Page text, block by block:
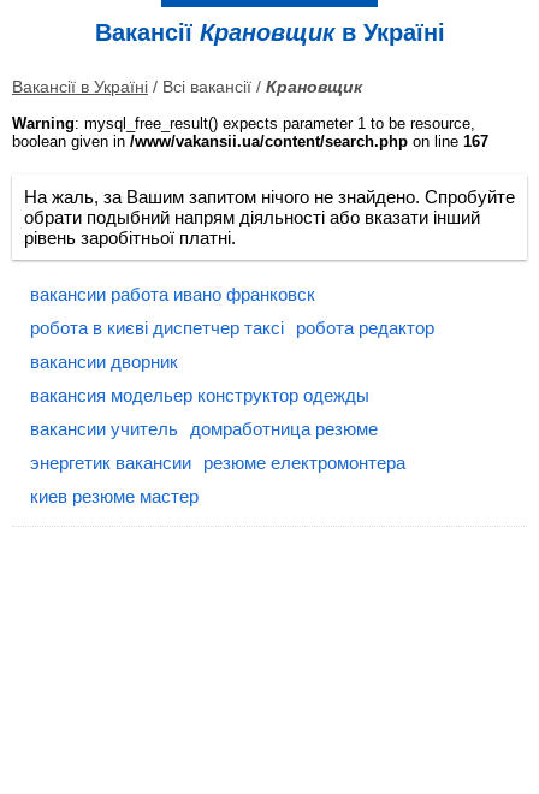
Вакансії Крановщикв Україні
Вакансії в Україні / Всі вакансії / Крановщик
Warning: mysql_free_result() expects parameter 1 to be resource,
boolean given in /www/vakansii.ua/content/search.php on line 167
На жаль, за Вашим запитом нічого не знайдено. Спробуйте
обрати подыбний напрям діяльності або вказати інший
рівень заробітньої платні.
вакансии работа ивано франковск
робота в києві диспетчер таксі
робота редактор
вакансии дворник
вакансия модельер конструктор одежды
вакансии учитель
домработница резюме
энергетик вакансии
резюме електромонтера
киев резюме мастер